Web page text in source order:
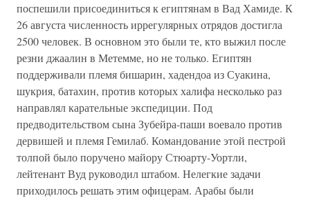
поспешили присоединиться к египтянам в Вад Хамиде. К
26 августа численность иррегулярных отрядов достигла
2500 человек. В основном это были те, кто выжил после
резни джаалин в Метемме, но не только. Египтян
поддерживали племя бишарин, хадендоа из Суакина,
шукрия, батахин, против которых халифа несколько раз
направлял карательные экспедиции. Под
предводительством сына Зубейра-паши воевало против
дервишей и племя Гемилаб. Командование этой пестрой
толпой было поручено майору Стюарту-Уортли,
лейтенант Вуд руководил штабом. Нелегкие задачи
приходилось решать этим офицерам. Арабы были